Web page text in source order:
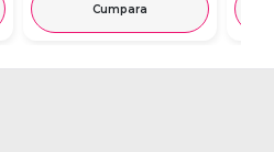
Cumpara